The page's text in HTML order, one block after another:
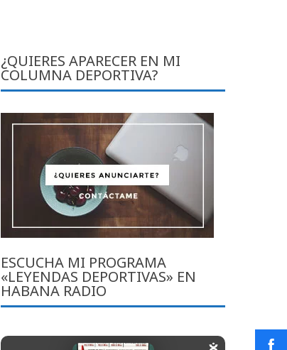
¿QUIERES APARECER EN MI
COLUMNA DEPORTIVA?
ESCUCHA MI PROGRAMA
«LEYENDAS DEPORTIVAS» EN
HABANA RADIO